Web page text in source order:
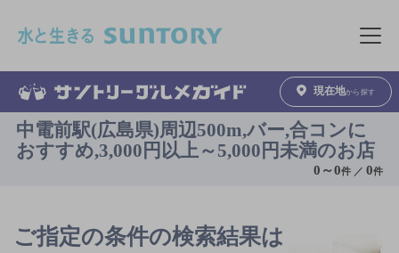
メニュ
現在地から探す
中電前駅(広島県)周辺500m,バー,合コンに
おすすめ,3,000円以上～5,000円未満のお店
0 ～0件 ／0件
ご指定の条件の検索結果は